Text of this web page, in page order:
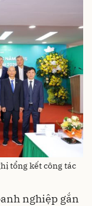
tổng kết công tác
nghiệp gắn